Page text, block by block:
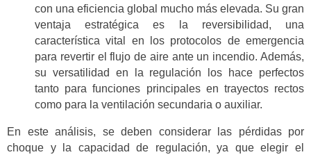
con una eficiencia global mucho más elevada. Su gran
ventaja estratégica es la reversibilidad, una
característica vital en los protocolos de emergencia
para revertir el flujo de aire ante un incendio. Además,
su versatilidad en la regulación los hace perfectos
tanto para funciones principales en trayectos rectos
como para la ventilación secundaria o auxiliar.
En este análisis, se deben considerar las pérdidas por
choque y la capacidad de regulación, ya que elegir el